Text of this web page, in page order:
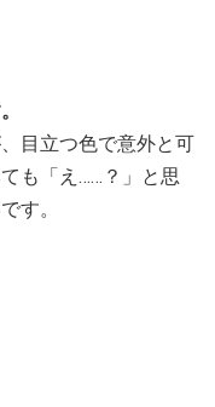
目立つ色で意外と可
も「え……？」と思
す。